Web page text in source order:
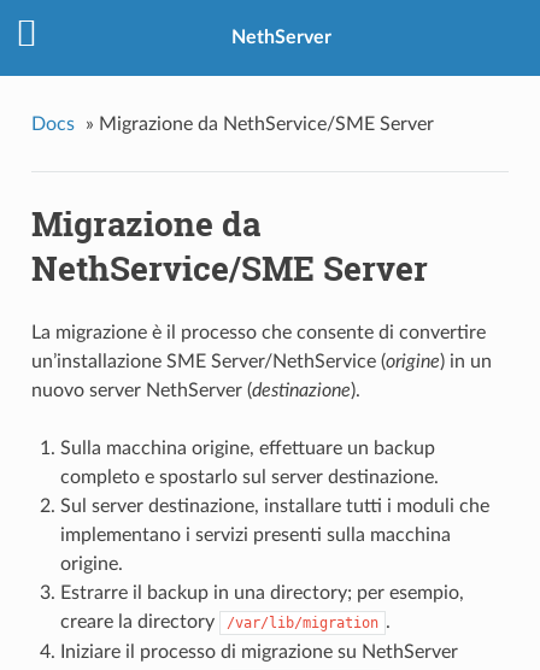
NethServer
Docs » Migrazione da NethService/SME Server
Migrazione da
NethService/SME Server
La migrazione è il processo che consente di convertire
un’installazione SME Server/NethService (origine) in un
nuovo server NethServer (destinazione).
Sulla macchina origine, effettuare un backup
completo e spostarlo sul server destinazione.
Sul server destinazione, installare tutti i moduli che
implementano i servizi presenti sulla macchina
origine.
Estrarre il backup in una directory; per esempio,
creare la directory
/var/lib/migration .
Iniziare il processo di migrazione su NethServer